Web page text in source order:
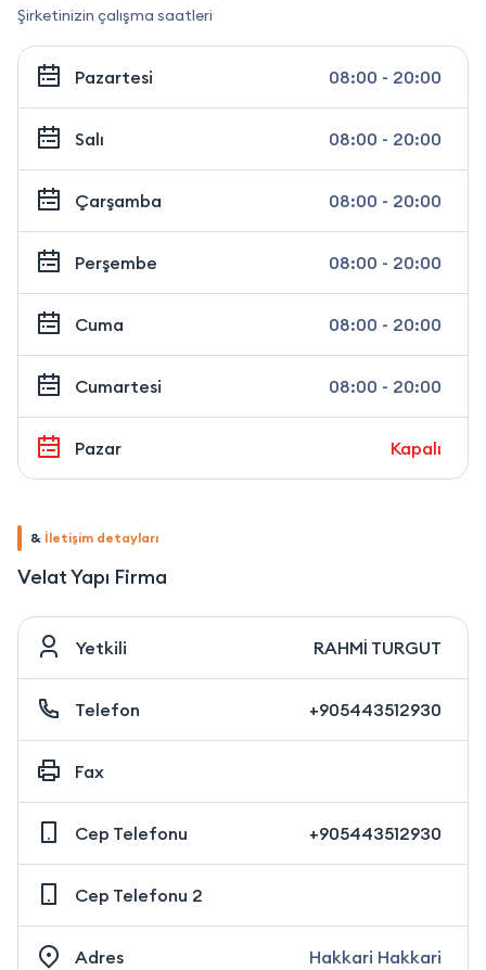
Şirketinizin çalışma saatleri
Pazartesi 08:00 - 20:00
Salı 08:00 - 20:00
Çarşamba 08:00 - 20:00
Perşembe 08:00 - 20:00
Cuma 08:00 - 20:00
Cumartesi 08:00 - 20:00
Pazar Kapalı
& İletişim detayları
Velat Yapı Firma
Yetkili RAHMİ TURGUT
Telefon +905443512930
Fax
Cep Telefonu +905443512930
Cep Telefonu 2
Adres Hakkari Hakkari